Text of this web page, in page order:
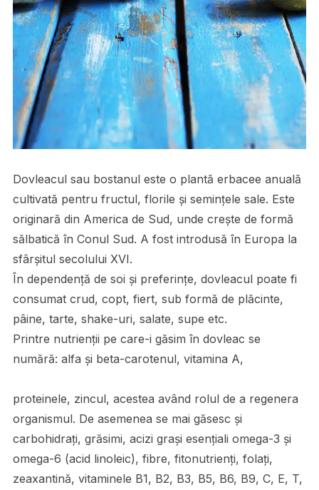
Dovleacul sau bostanul este o plantă erbacee anuală
cultivată pentru fructul, florile și semințele sale. Este
originară din America de Sud, unde crește de formă
sălbatică în Conul Sud. A fost introdusă în Europa la
sfârșitul secolului XVI.
În dependență de soi și preferințe, dovleacul poate fi
consumat crud, copt, fiert, sub formă de plăcinte,
pâine, tarte, shake-uri, salate, supe etc.
Printre nutrienţii pe care-i găsim în dovleac se
numără: alfa şi beta-carotenul, vitamina A,
proteinele, zincul, acestea având rolul de a regenera
organismul. De asemenea se mai găsesc și
carbohidrați, grăsimi, acizi grași esențiali omega-3 și
omega-6 (acid linoleic), fibre, fitonutrienți, folați,
zeaxantină, vitaminele B1, B2, B3, B5, B6, B9, C, E, T,